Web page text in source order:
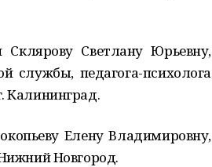
Светлану Юрьевну,
службы, педагога-психолога
Калининград.
Елену Владимировну,
Новгород.